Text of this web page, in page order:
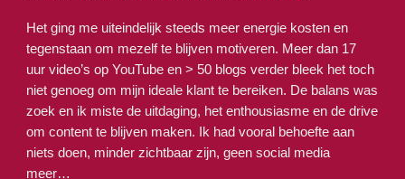
Het ging me uiteindelijk steeds meer energie kosten en
tegenstaan om mezelf te blijven motiveren. Meer dan 17
uur video’s op YouTube en > 50 blogs verder bleek het toch
niet genoeg om mijn ideale klant te bereiken. De balans was
zoek en ik miste de uitdaging, het enthousiasme en de drive
om content te blijven maken. Ik had vooral behoefte aan
niets doen, minder zichtbaar zijn, geen social media
meer…